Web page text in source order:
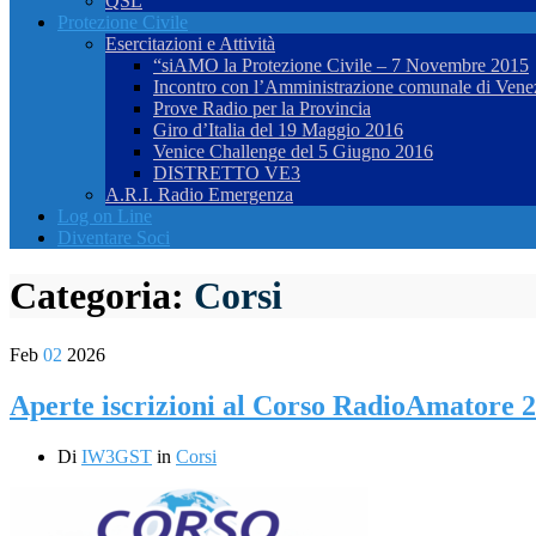
Protezione Civile
Esercitazioni e Attività
“siAMO la Protezione Civile – 7 Novembre 2015
Incontro con l’Amministrazione comunale di
Prove Radio per la Provincia
Giro d’Italia del 19 Maggio 2016
Venice Challenge del 5 Giugno 2016
DISTRETTO VE3
A.R.I. Radio Emergenza
Log on Line
Diventare Soci
Categoria: Corsi
Feb 02 2026
Aperte iscrizioni al Corso RadioAmatore
Di IW3GST in Corsi